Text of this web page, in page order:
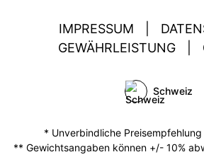
IMPRESSUM
GEWÄHRLEISTUNG
Schweiz
* Unverbindliche
** Gewichtsangaben können +/- 10%